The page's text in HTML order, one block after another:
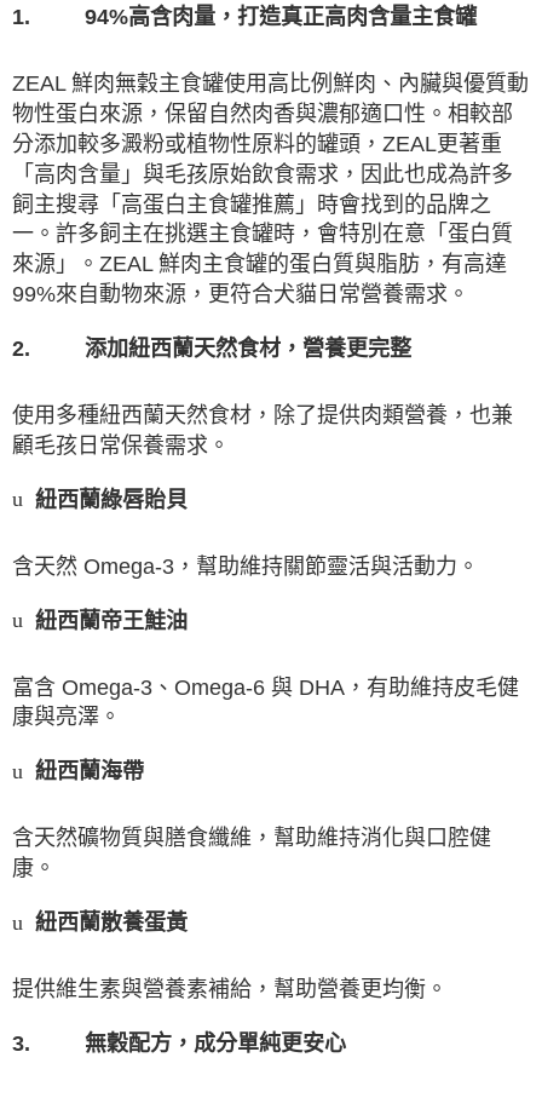
1. 94%高含肉量，打造真正高肉含量主食罐
ZEAL 鮮肉無穀主食罐使用高比例鮮肉、內臟與優質動
物性蛋白來源，保留自然肉香與濃郁適口性。相較部
分添加較多澱粉或植物性原料的罐頭， ZEAL更著重
「高肉含量」與毛孩原始飲食需求，因此也成為許多
飼主搜尋「高蛋白主食罐推薦」時會找到的品牌之
一。許多飼主在挑選主食罐時，會特別在意「蛋白質
來源」。 ZEAL 鮮肉主食罐的蛋白質與脂肪，有高達
99%來自動物來源，更符合犬貓日常營養需求。
2. 添加紐西蘭天然食材，營養更完整
使用多種紐西蘭天然食材，除了提供肉類營養，也兼
顧毛孩日常保養需求。
u 紐西蘭綠唇貽貝
含天然 Omega-3 ，幫助維持關節靈活與活動力。
u 紐西蘭帝王鮭油
富含 Omega-3 、 Omega-6 與 DHA ，有助維持皮毛健
康與亮澤。
u 紐西蘭海帶
含天然礦物質與膳食纖維，幫助維持消化與口腔健
康。
u 紐西蘭散養蛋黃
提供維生素與營養素補給，幫助營養更均衡。
3. 無穀配方，成分單純更安心